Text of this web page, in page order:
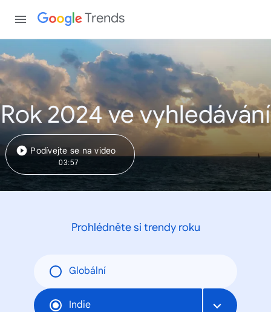
Trends
Rok 2024 ve vyhledávání
Podívejte se na video
03:57
Prohlédněte si trendy roku
Globální
Indie